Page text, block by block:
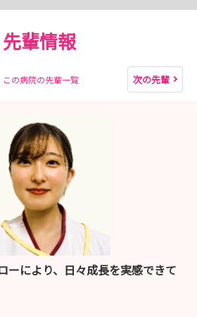
病院の雰囲気を体感ください。多く
先輩情報
この病院の先輩一覧 次の先輩
ーにより、日々成長を実感できて